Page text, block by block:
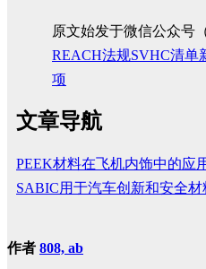
原文始发于微信公众号
REACH法规SVHC清单
项
文章导航
PEEK材料在飞机内饰中的应
SABIC用于汽车创新和安全
作者 808, ab